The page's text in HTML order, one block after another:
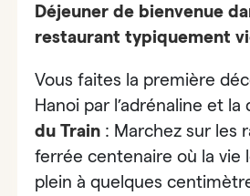
Déjeuner de bienvenue
restaurant typiquement
Vous faites la première
Hanoi par l’adrénaline et la
du Train : Marchez sur les
ferrée centenaire où la vie
plein à quelques